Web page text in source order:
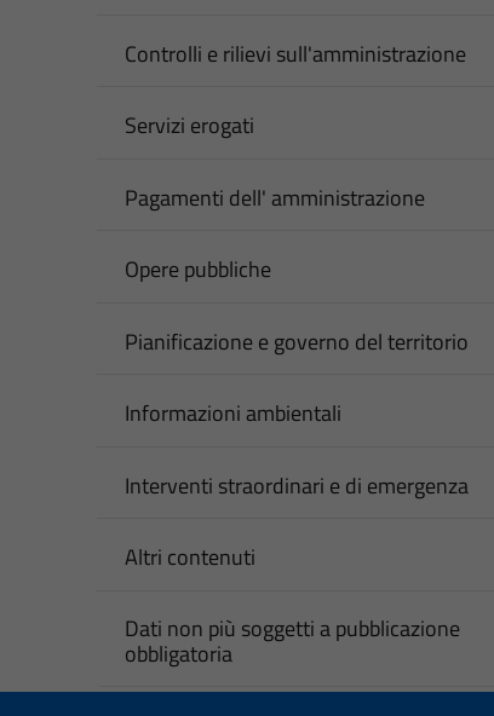
Controlli e rilievi sull'amministrazione
Servizi erogati
Pagamenti dell' amministrazione
Opere pubbliche
Pianificazione e governo del territorio
Informazioni ambientali
Interventi straordinari e di emergenza
Altri contenuti
Dati non più soggetti a pubblicazione
obbligatoria